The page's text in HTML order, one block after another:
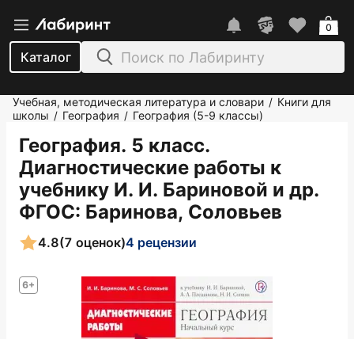
Каталог
0
Учебная, методическая литература и словари / Книги для
школы / География / География (5-9 классы)
География. 5 класс.
Диагностические работы к
учебнику И. И. Бариновой и др.
ФГОС: Баринова, Соловьев
6+
4.8(7 оценок)4 рецензии